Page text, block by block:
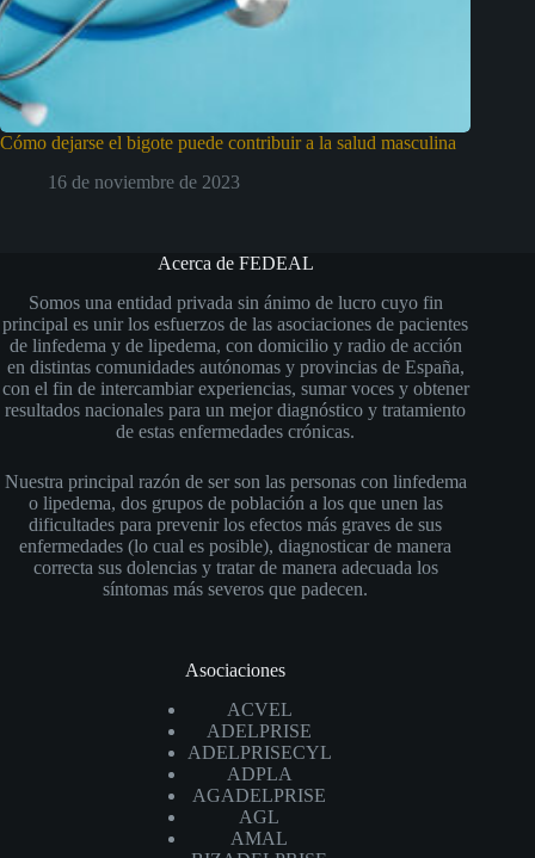
Cómo dejarse el bigote puede contribuir a la salud masculina
16 de noviembre de 2023
Acerca de FEDEAL
Somos una entidad privada sin ánimo de lucro cuyo fin
principal es unir los esfuerzos de las asociaciones de pacientes
de linfedema y de lipedema, con domicilio y radio de acción
en distintas comunidades autónomas y provincias de España,
con el fin de intercambiar experiencias, sumar voces y obtener
resultados nacionales para un mejor diagnóstico y tratamiento
de estas enfermedades crónicas.
Nuestra principal razón de ser son las personas con linfedema
o lipedema, dos grupos de población a los que unen las
dificultades para prevenir los efectos más graves de sus
enfermedades (lo cual es posible), diagnosticar de manera
correcta sus dolencias y tratar de manera adecuada los
síntomas más severos que padecen.
Asociaciones
ACVEL
ADELPRISE
ADELPRISECYL
ADPLA
AGADELPRISE
AGL
AMAL